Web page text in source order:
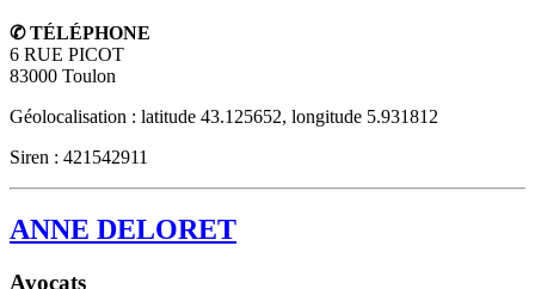
✆ TÉLÉPHONE
6 RUE PICOT
83000 Toulon
Géolocalisation : latitude 43.125652, longitude 5.931812
Siren : 421542911
ANNE DELORET
Avocats